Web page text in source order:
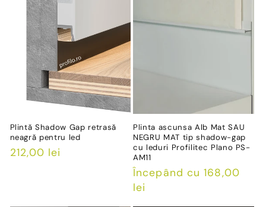
Plintă Shadow Gap retrasă
neagră pentru led
Preț
212,00 lei
Plinta ascunsa Alb Mat SAU
NEGRU MAT tip shadow-gap
cu leduri Profilitec Plano PS-
AM11
Preț
obișnuit
Începând cu 168,00
lei